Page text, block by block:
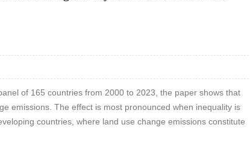
of 165 countries from 2000 to 2023, the paper shows that
emissions. The effect is most pronounced when inequality is
countries, where land use change emissions constitute